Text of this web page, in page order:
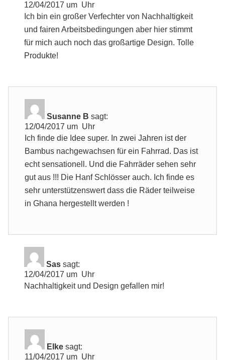
12/04/2017 um Uhr
Ich bin ein großer Verfechter von Nachhaltigkeit
und fairen Arbeitsbedingungen aber hier stimmt
für mich auch noch das großartige Design. Tolle
Produkte!
Susanne B sagt:
12/04/2017 um Uhr
Ich finde die Idee super. In zwei Jahren ist der
Bambus nachgewachsen für ein Fahrrad. Das ist
echt sensationell. Und die Fahrräder sehen sehr
gut aus !!! Die Hanf Schlösser auch. Ich finde es
sehr unterstützenswert dass die Räder teilweise
in Ghana hergestellt werden !
Sas sagt:
12/04/2017 um Uhr
Nachhaltigkeit und Design gefallen mir!
Elke sagt:
11/04/2017 um Uhr